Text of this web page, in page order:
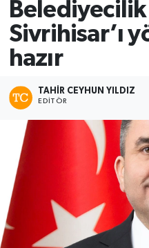
Sivrihisar’ı
hazır
TAHIR CEYHUN YILDIZ
EDITÖR
Sağlık
Spor
Asayiş
Teknoloji
Eskişehir Trafik
Süper Lig Puan
Tüm Manşetler
Son Dakika Haberleri
Haber Arşivi